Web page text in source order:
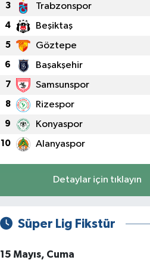
3 Trabzonspor
4 Beşiktaş
5 Göztepe
6 Başakşehir
7 Samsunspor
8 Rizespor
9 Konyaspor
10 Alanyaspor
Detaylar için tıklayın
Süper Lig Fikstür
15 Mayıs, Cuma